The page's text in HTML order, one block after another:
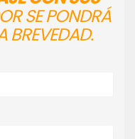
SE PONDRÁ
BREVEDAD.